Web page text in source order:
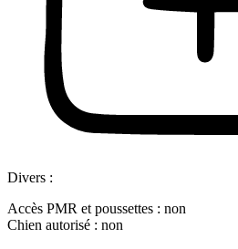
Divers :
Accès PMR et poussettes : non
Chien autorisé : non